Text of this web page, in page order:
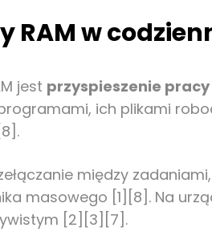
RAM w
jest przyspieszenie
ich plikami
między
masowego [1][8]. Na
[2][3][7].